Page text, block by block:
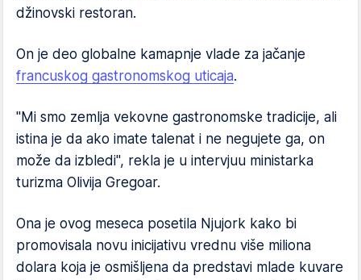
džinovski restoran.
On je deo globalne kamapnje vlade za jačanje
francuskog gastronomskog uticaja.
"Mi smo zemlja vekovne gastronomske tradicije, ali
istina je da ako imate talenat i ne negujete ga, on
može da izbledi", rekla je u intervjuu ministarka
turizma Olivija Gregoar.
Ona je ovog meseca posetila Njujork kako bi
promovisala novu inicijativu vrednu više miliona
dolara koja je osmišljena da predstavi mlade kuvare